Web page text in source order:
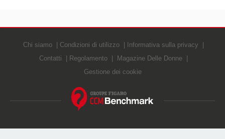
Chi siamo Condizioni di utilizzo
Informativa sulla privacy
Contatti
Regolamento
Magazine Delle Donne
Gestione dei cookie